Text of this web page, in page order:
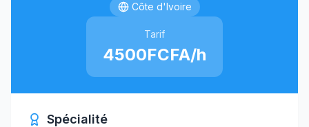
Côte d'Ivoire
Tarif
4500FCFA/h
Spécialité